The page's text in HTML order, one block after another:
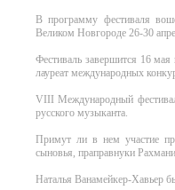
В программу фестиваля
Великом Новгороде 26-30
Фестиваль завершится 16
лауреат международных
VIII Международный
русского музыканта.
Примут ли в нем участие
сыновья, праправнуки
Наталья Ванамейкер-Хавьер